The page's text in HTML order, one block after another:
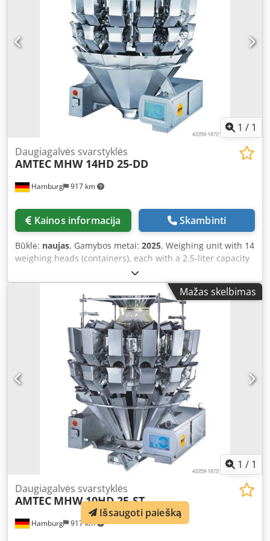
1 / 1
Hamburg 917 km
Daugiagalvės svarstyklės
AMTEC MHW 14HD 25-DD
Kainos informacija Skambinti
Būklė: naujas, Gamybos metai: 2025, Weighing unit with 14
weighing heads (containers), each with a 2.5-liter capacity
for extremely precise weighing. – Specifications: maximum
machine cycle rate in idle mode: 120 cycles per minute;
weight range: 10–3000g; accuracy: +/-0.1–2.0g; touchscreen
operation; anti-blocking unit; double-door hopper for
faster discharge of larger granular products; stainless
steel; 220V/2.0kW; dimensions and weight: L1600 x W1210
x H1550mm, 600/650kg. The machine/system is also
available in additional versions for various packaging sizes
and packaging speeds. Dcsdpov Nmqisfx Af Eek Please
note that our new machine prices are often below typical
used equipment prices. Feel free to inquire and let us
know your packaging requirements. – We usually have 30–
50 different new machines available from stock for
immediate delivery. For custom-built machines, we offer
very short lead times starting from approx. 3 weeks. – All
machines are supplied with a full warranty.
Mažas skelbimas
1 / 1
Hamburg 917 km
Daugiagalvės svarstyklės
AMTEC MHW 10HD 25-ST
Išsaugoti paiešką